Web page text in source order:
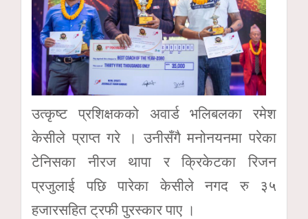
उत्कृष्ट प्रशिक्षकको अवार्ड भलिबलका रमेश
केसीले प्राप्त गरे । उनीसँगै मनोनयनमा परेका
टेनिसका नीरज थापा र क्रिकेटका रिजन
प्रजुलाई पछि पारेका केसीले नगद रु ३५
हजारसहित ट्रफी पुरस्कार पाए ।